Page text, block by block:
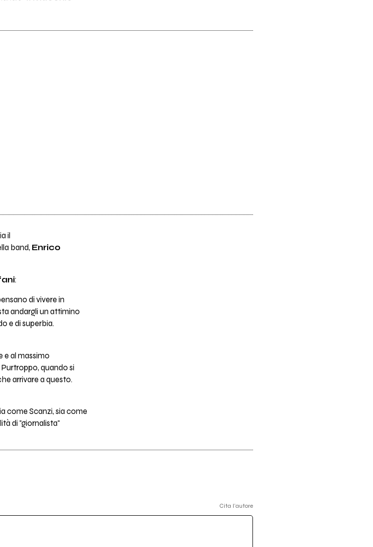
il
band, Enrico
:
di vivere in
andargli un attimino
e di superbia.
e al massimo
quando si
arrivare a questo.
come Scanzi, sia come
di "giornalista"
Cita l'autore